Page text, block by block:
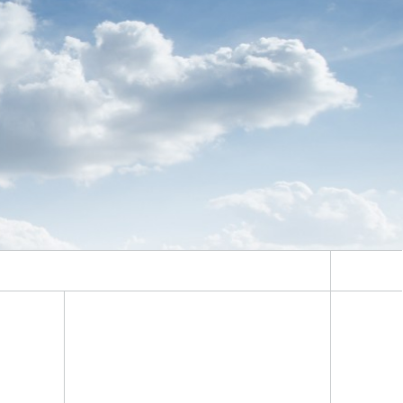
Digitaler Netzanschluss
Netzplanung und Netzbetrieb
Energiesystemanalyse
Integrierte Energieinfrastrukturen:
Strom, Fernwärme, Gas
Energiedaten und Monitoring
Flexibilitätsmanagement von